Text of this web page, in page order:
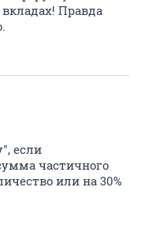
Правда
если
частичного
или на 30%